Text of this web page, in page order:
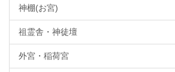
神棚(お宮)
祖霊舎・神徒壇
外宮・稲荷宮